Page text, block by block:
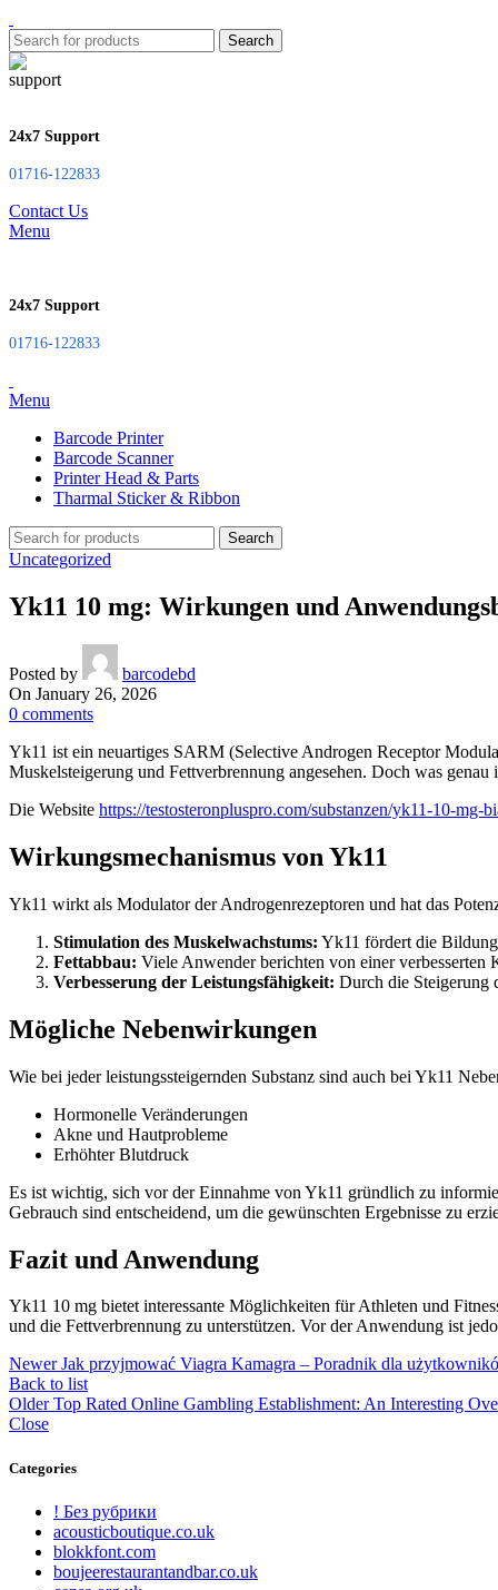
Search
24x7 Support
01716-122833
Contact Us
Menu
24x7 Support
01716-122833
Menu
Barcode Printer
Barcode Scanner
Printer Head & Parts
Tharmal Sticker & Ribbon
Search
Uncategorized
Yk11 10 mg: Wirkungen und
Posted by
barcodebd
On January 26, 2026
0 comments
Yk11 ist ein neuartiges SARM (Selective Androgen Receptor
Muskelsteigerung und Fettverbrennung angesehen. Doch was
Die Website https://testosteronpluspro.com/substanzen/yk11-10-mg-
Wirkungsmechanismus von Yk11
Yk11 wirkt als Modulator der Androgenrezeptoren und hat das
Stimulation des Muskelwachstums: Yk11 fördert die
Fettabbau: Viele Anwender berichten von einer verbesserten
Verbesserung der Leistungsfähigkeit: Durch die Steigerung
Mögliche Nebenwirkungen
Wie bei jeder leistungssteigernden Substanz sind auch bei Yk11
Hormonelle Veränderungen
Akne und Hautprobleme
Erhöhter Blutdruck
Es ist wichtig, sich vor der Einnahme von Yk11 gründlich zu
Gebrauch sind entscheidend, um die gewünschten Ergebnisse zu
Fazit und Anwendung
Yk11 10 mg bietet interessante Möglichkeiten für Athleten und
und die Fettverbrennung zu unterstützen. Vor der Anwendung ist
Newer Jak przyjmować Viagra Kamagra – Poradnik dla
Back to list
Older Top Rated Online Gambling Establishment: An Interesting
Close
Categories
! Без рубрики
acousticboutique.co.uk
blokkfont.com
boujeerestaurantandbar.co.uk